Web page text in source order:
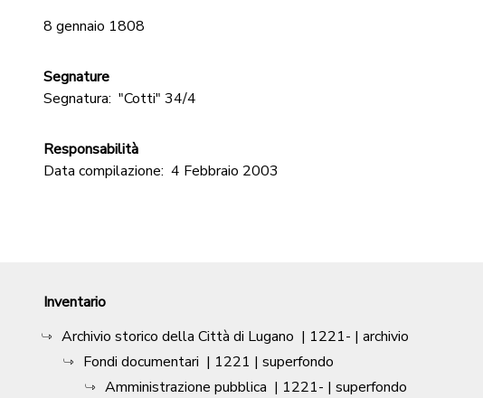
8 gennaio 1808
Segnature
Segnatura: "Cotti" 34/4
Responsabilità
Data compilazione: 4 Febbraio 2003
Inventario
Archivio storico della Città di Lugano | 1221- | archivio
Fondi documentari | 1221 | superfondo
Amministrazione pubblica | 1221- | superfondo